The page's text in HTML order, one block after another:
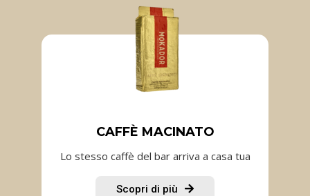
CAFFÈ MACINATO
Lo stesso caffè del bar arriva a casa tua
Scopri di più